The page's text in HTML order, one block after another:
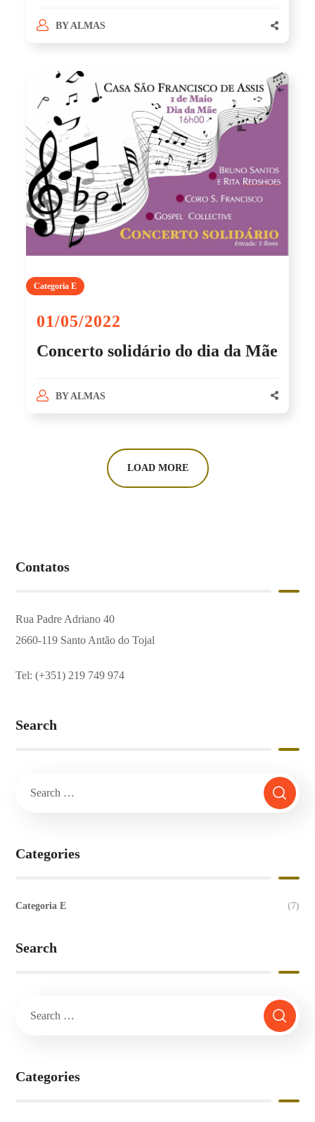
BY ALMAS
Categoria E
01/05/2022
Concerto solidário do dia da Mãe
BY ALMAS
LOAD MORE
Contatos
Rua Padre Adriano 40
2660-119 Santo Antão do Tojal
Tel: (+351) 219 749 974
Search
Categories
Categoria E (7)
Search
Categories